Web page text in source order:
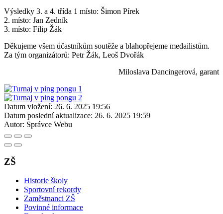
Výsledky 3. a 4. třída 1 místo: Šimon Pírek
2. místo: Jan Zedník
3. místo: Filip Žák
Děkujeme všem účastníkům soutěže a blahopřejeme medailistům.
Za tým organizátorů: Petr Žák, Leoš Dvořák
Miloslava Dancingerová, garant
Datum vložení: 26. 6. 2025 19:56
Datum poslední aktualizace: 26. 6. 2025 19:59
Autor: Správce Webu
ZŠ
Historie školy
Sportovní rekordy
Zaměstnanci ZŠ
Povinné informace